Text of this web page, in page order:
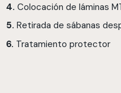
4. Colocación de láminas
5. Retirada de sábanas
6. Tratamiento protector